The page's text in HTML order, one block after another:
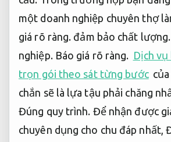
một doanh nghiệp chuyên thợ
giá rõ ràng. đảm bảo chất lượng.
nghiệp. Báo giá rõ ràng. Dịch
trọn gói theo sát từng bước
chắn sẽ là lựa tậu phải chăng
Đúng quy trình. Để nhận được
chuyên dụng cho chu đáp nhất,